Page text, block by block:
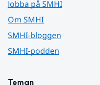
Jobba på SMHI
Om SMHI
SMHI-bloggen
SMHI-podden
Teman